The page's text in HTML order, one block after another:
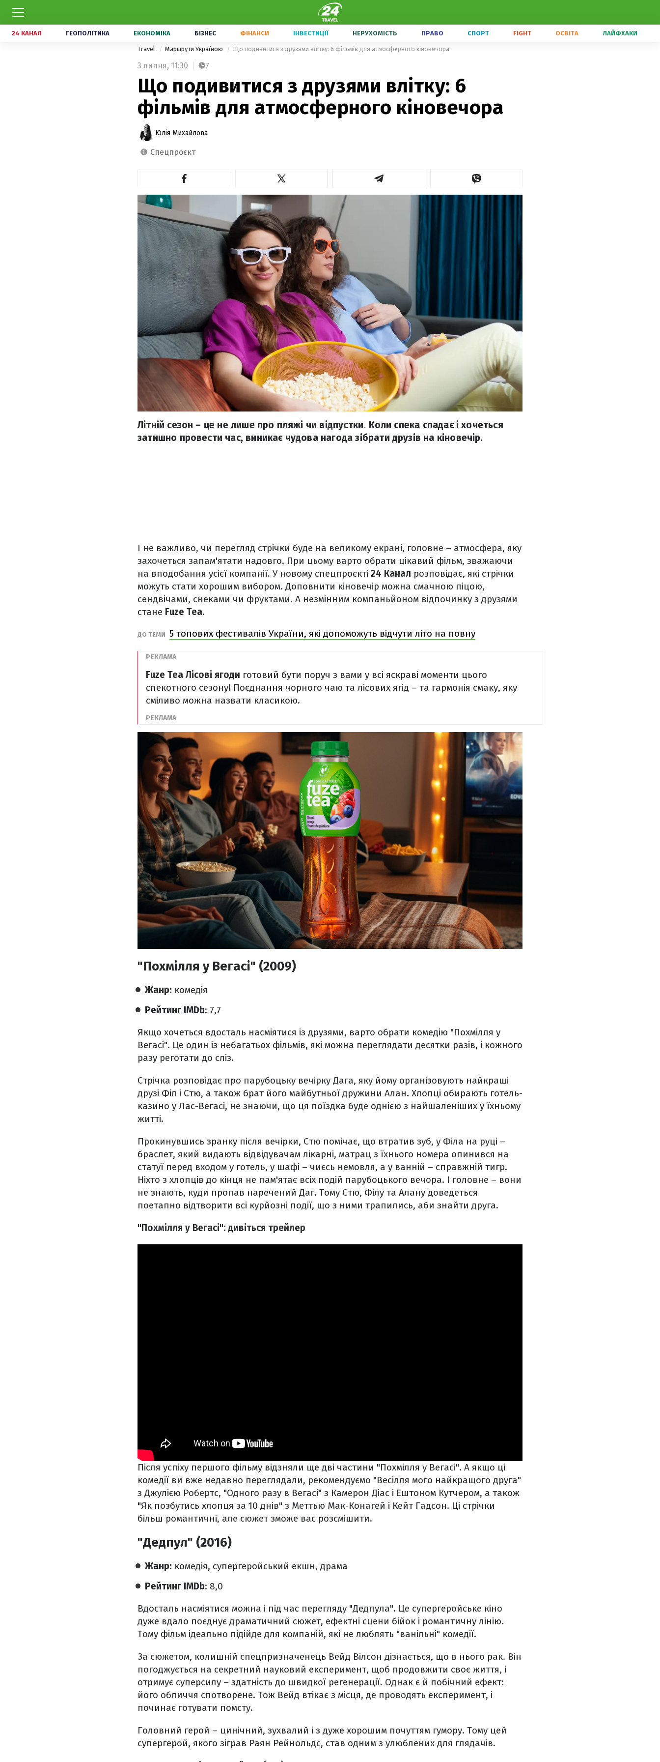
24 КАНАЛ ГЕОПОЛІТИКА ЕКОНОМІКА БІЗНЕС ФІНАНСИ ІНВЕСТИЦІЇ НЕРУХОМІСТЬ ПРАВО СПОРТ FIGHT ОСВІТА ЛАЙФХАКИ
Travel Маршрути Україною Що подивитися з друзями влітку: 6 фільмів для атмосферного кіновечора
3 липня, 11:30 7
Що подивитися з друзями влітку: 6
фільмів для атмосферного кіновечора
Юлія Михайлова
спецпроєкт
Літній сезон – це не лише про пляжі чи відпустки. Коли спека спадає і хочеться
затишно провести час, виникає чудова нагода зібрати друзів на кіновечір.
І не важливо, чи перегляд стрічки буде на великому екрані, головне – атмосфера, яку
захочеться запам'ятати надовго. При цьому варто обрати цікавий фільм, зважаючи
на вподобання усієї компанії. У новому спецпроєкті 24 Канал розповідає, які стрічки
можуть стати хорошим вибором. Доповнити кіновечір можна смачною піцою,
сендвічами, снеками чи фруктами. А незмінним компаньйоном відпочинку з друзями
стане Fuze Tea.
ДО ТЕМИ 5 топових фестивалів України, які допоможуть відчути літо на повну
Fuze Tea Лісові ягоди готовий бути поруч з вами у всі яскраві моменти цього
спекотного сезону! Поєднання чорного чаю та лісових ягід – та гармонія смаку, яку
сміливо можна назвати класикою.
"Похмілля у Вегасі" (2009)
Жанр: комедія
Рейтинг IMDb: 7,7
Якщо хочеться вдосталь насміятися із друзями, варто обрати комедію "Похмілля у
Вегасі". Це один із небагатьох фільмів, які можна переглядати десятки разів, і кожного
разу реготати до сліз.
Стрічка розповідає про парубоцьку вечірку Дага, яку йому організовують найкращі
друзі Філ і Стю, а також брат його майбутньої дружини Алан. Хлопці обирають готель-
казино у Лас-Вегасі, не знаючи, що ця поїздка буде однією з найшаленіших у їхньому
житті.
Прокинувшись зранку після вечірки, Стю помічає, що втратив зуб, у Філа на руці –
браслет, який видають відвідувачам лікарні, матрац з їхнього номера опинився на
статуї перед входом у готель, у шафі – чиєсь немовля, а у ванній – справжній тигр.
Ніхто з хлопців до кінця не пам'ятає всіх подій парубоцького вечора. І головне – вони
не знають, куди пропав наречений Даг. Тому Стю, Філу та Алану доведеться
поетапно відтворити всі курйозні події, що з ними трапились, аби знайти друга.
"Похмілля у Вегасі": дивіться трейлер
Після успіху першого фільму відзняли ще дві частини "Похмілля у Вегасі". А якщо ці
комедії ви вже недавно переглядали, рекомендуємо "Весілля мого найкращого друга"
з Джулією Робертс, "Одного разу в Вегасі" з Камерон Діас і Ештоном Кутчером, а також
"Як позбутись хлопця за 10 днів" з Меттью Мак-Конагей і Кейт Гадсон. Ці стрічки
більш романтичні, але сюжет зможе вас розсмішити.
"Дедпул" (2016)
Жанр: комедія, супергеройський екшн, драма
Рейтинг IMDb: 8,0
Вдосталь насміятися можна і під час перегляду "Дедпула". Це супергеройське кіно
дуже вдало поєднує драматичний сюжет, ефектні сцени бійок і романтичну лінію.
Тому фільм ідеально підійде для компаній, які не люблять "ванільні" комедії.
За сюжетом, колишній спецпризначенець Вейд Вілсон дізнається, що в нього рак. Він
погоджується на секретний науковий експеримент, щоб продовжити своє життя, і
отримує суперсилу – здатність до швидкої регенерації. Однак є й побічний ефект:
його обличчя спотворене. Тож Вейд втікає з місця, де проводять експеримент, і
починає готувати помсту.
Головний герой – цинічний, зухвалий і з дуже хорошим почуттям гумору. Тому цей
супергерой, якого зіграв Раян Рейнольдс, став одним з улюблених для глядачів.